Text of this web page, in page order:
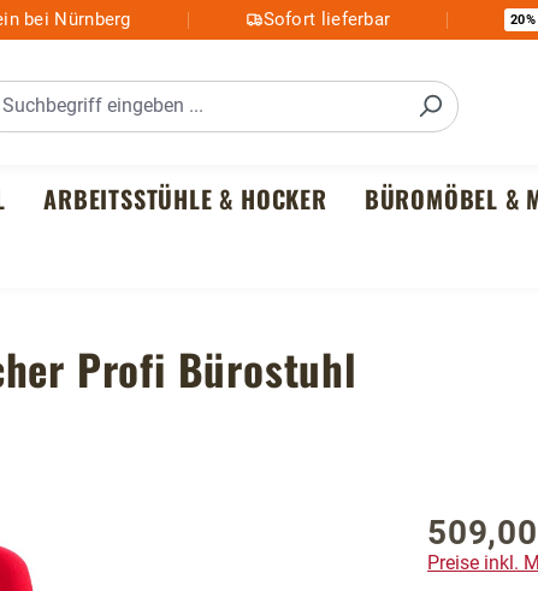
bei Nürnberg Sofort lieferbar 20%
ARBEITSSTÜHLE & HOCKER BÜROMÖBEL &
Profi Bürostuhl
Regulärer
Preise inkl.